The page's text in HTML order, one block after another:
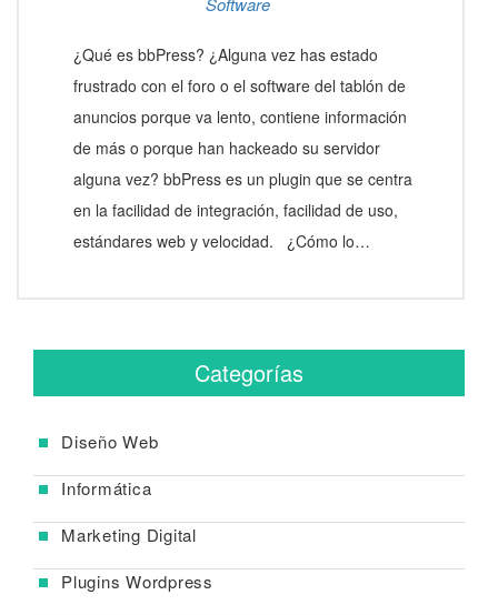
¿Qué es bbPress? ¿Alguna vez has estado
frustrado con el foro o el software del tablón de
anuncios porque va lento, contiene información
de más o porque han hackeado su servidor
alguna vez? bbPress es un plugin que se centra
en la facilidad de integración, facilidad de uso,
estándares web y velocidad. ¿Cómo lo…
Categorías
Diseño Web
Informática
Marketing Digital
Plugins Wordpress